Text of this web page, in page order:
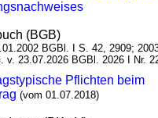
(BGB)
BGBl. I S. 42, 2909;
v. 23.07.2026 BGBl. 2026 I Nr.
Pflichten beim
(vom 01.07.2018)